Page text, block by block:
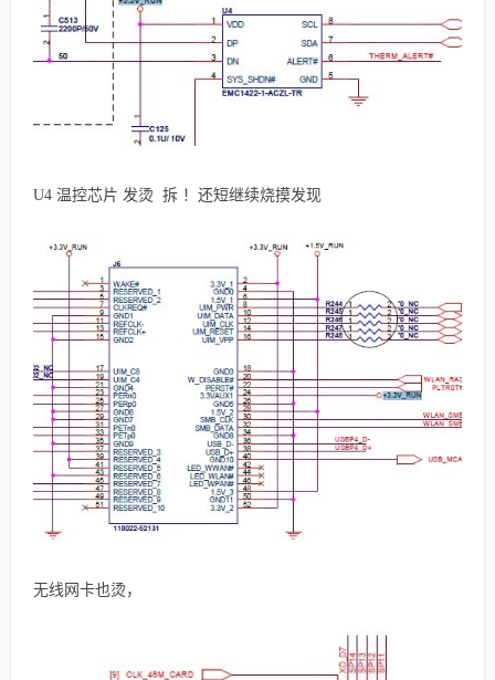
U4 温控芯片 发烫 拆 ！还短继续烧摸发现
无线网卡也烫，